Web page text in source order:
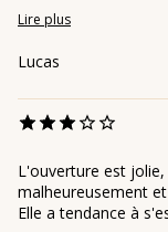
Lire plus
Lucas
L'ouverture est
malheureusement
Elle a tendance à